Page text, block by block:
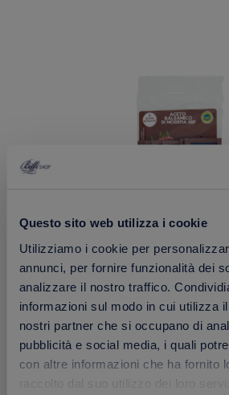
Questo sito web utilizza i cookie
Utilizziamo i cookie per
annunci, per fornire funzionalità dei
analizzare il nostro traffico.
informazioni sul modo in cui utilizza
nostri partner che si occupano di
pubblicità e social media, i quali
con altre informazioni che ha fornito
Aceto Balsamico in Bustine
Pack
6 bustine da 5ml
1.49 €